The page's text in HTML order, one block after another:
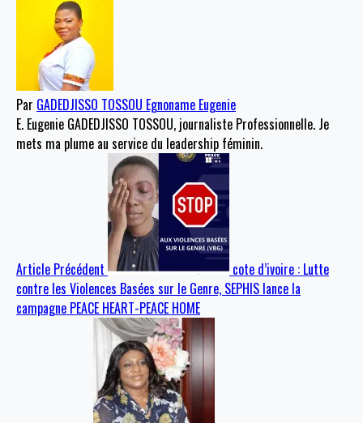
Par GADEDJISSO TOSSOU Egnoname Eugenie
E. Eugenie GADEDJISSO TOSSOU, journaliste Professionnelle. Je
mets ma plume au service du leadership féminin.
Article Précédent
cote d’ivoire : Lutte
contre les Violences Basées sur le Genre, SEPHIS lance la
campagne PEACE HEART-PEACE HOME